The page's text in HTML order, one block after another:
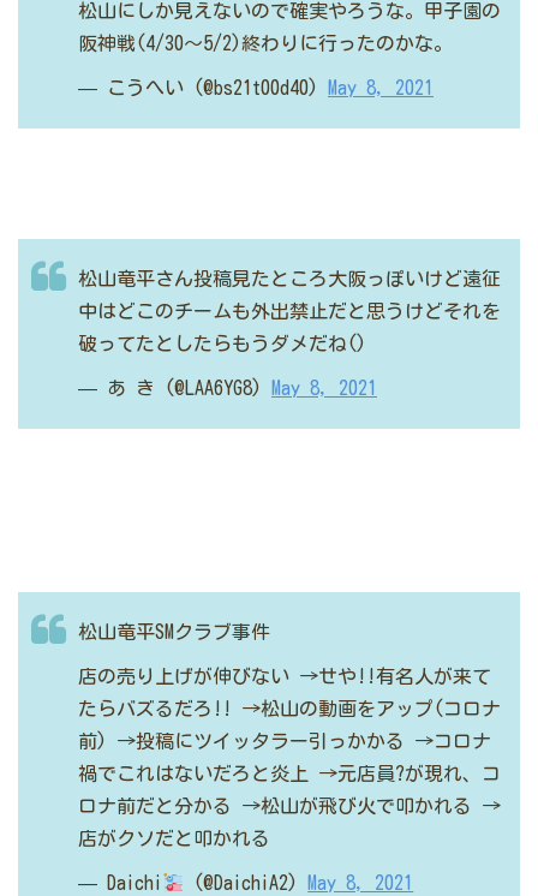
松山にしか見えないので確実やろうな。甲子園の
阪神戦(4/30〜5/2)終わりに行ったのかな。
— こうへい (@bs21t00d40) May 8, 2021
松山竜平さん投稿見たところ大阪っぽいけど遠征
中はどこのチームも外出禁止だと思うけどそれを
破ってたとしたらもうダメだね()
— あ き (@LAA6YG8) May 8, 2021
松山竜平SMクラブ事件
店の売り上げが伸びない →せや!!有名人が来て
たらバズるだろ!!
→松山の動画をアップ(コロナ
前)
→投稿にツイッタラー引っかかる
→コロナ
禍でこれはないだろと炎上
→元店員?が現れ、コ
ロナ前だと分かる
→松山が飛び火で叩かれる
→
店がクソだと叩かれる
— Daichi (@DaichiA2) May 8, 2021